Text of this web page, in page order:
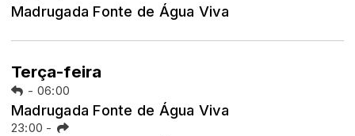
Madrugada Fonte de Água Viva
Terça-feira
- 06:00
Madrugada Fonte de Água Viva
23:00 -